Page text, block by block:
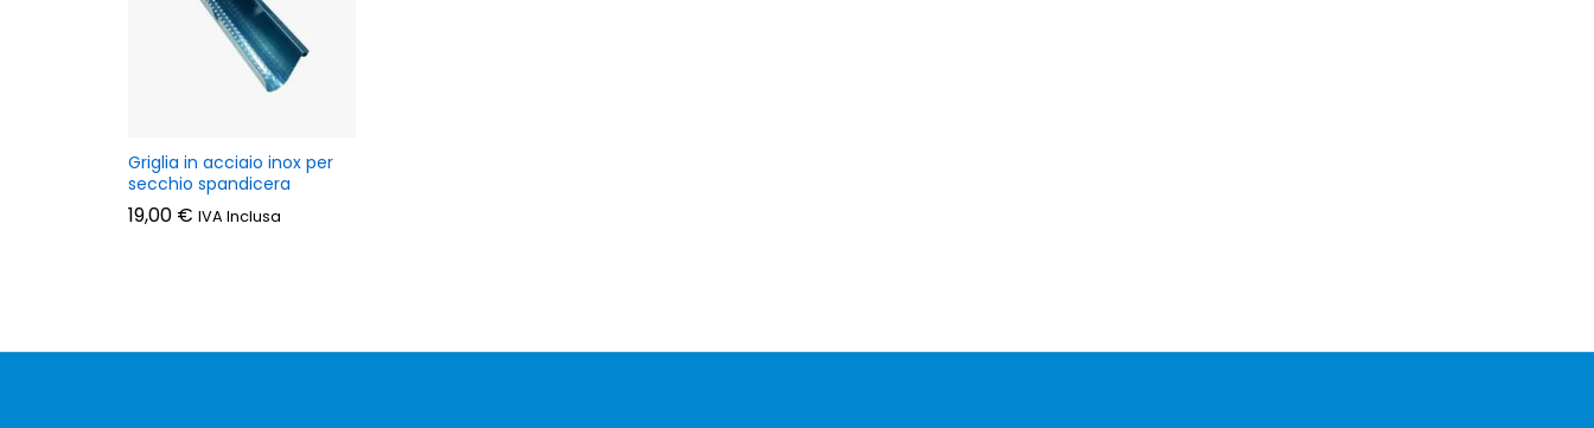
Griglia in acciaio inox per
secchio spandicera
19,00 € IVA Inclusa